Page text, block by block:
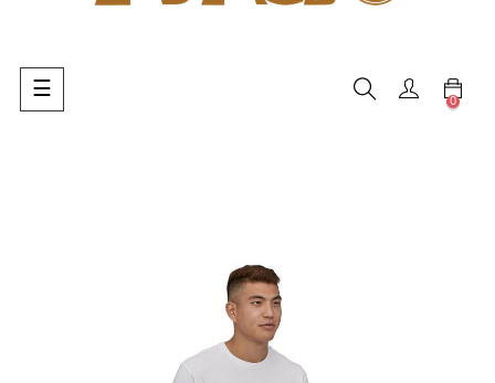
Umschalten
der
☰
0